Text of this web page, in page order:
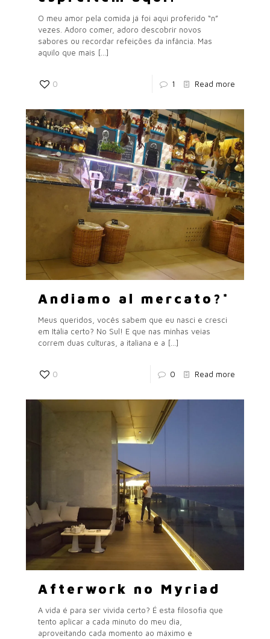
O meu amor pela comida já foi aqui proferido “n”
vezes. Adoro comer, adoro descobrir novos
sabores ou recordar refeições da infância. Mas
aquilo que mais […]
0 1 Read more
Andiamo al mercato?*
Meus queridos, vocês sabem que eu nasci e cresci
em Itália certo? No Sul! E que nas minhas veias
correm duas culturas, a italiana e a […]
0 0 Read more
Afterwork no Myriad
A vida é para ser vivida certo? É esta filosofia que
tento aplicar a cada minuto do meu dia,
aproveitando cada momento ao máximo e